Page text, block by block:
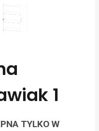
1
TYLKO W